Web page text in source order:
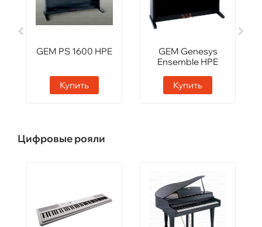
GEM PS 1600 HPE
Купить
GEM Genesys
Ensemble HPE
Купить
Цифровые рояли